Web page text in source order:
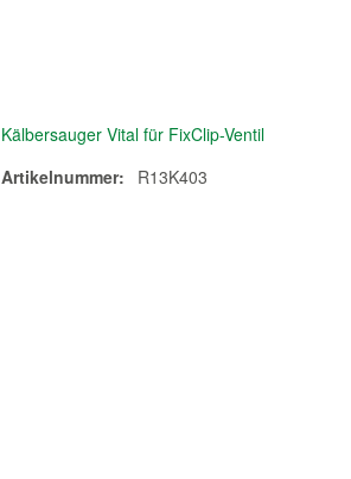
Kälbersauger Vital für FixClip-Ventil
Artikelnummer:
R13K403